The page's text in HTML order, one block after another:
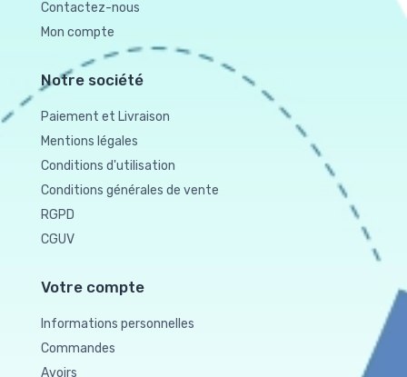
Contactez-nous
Mon compte
Notre société
Paiement et Livraison
Mentions légales
Conditions d'utilisation
Conditions générales de vente
RGPD
CGUV
Votre compte
Informations personnelles
Commandes
Avoirs